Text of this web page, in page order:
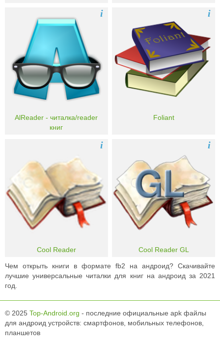
AlReader - читалка/reader
книг
i
Foliant
i
Cool Reader
i
Cool Reader GL
i
Чем открыть книги в формате fb2 на андроид? Скачивайте
лучшие универсальные читалки для книг на андроид за 2021
год.
© 2025 Top-Android.org - последние официальные apk файлы
для андроид устройств: смартфонов, мобильных телефонов,
планшетов